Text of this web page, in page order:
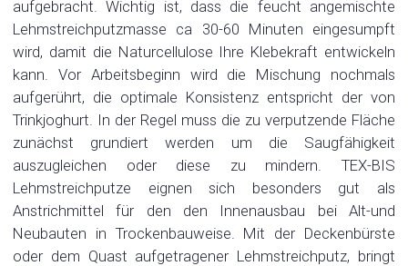
aufgebracht. Wichtig ist, dass die feucht angemischte
Lehmstreichputzmasse ca 30-60 Minuten eingesumpft
wird, damit die Naturcellulose Ihre Klebekraft entwickeln
kann. Vor Arbeitsbeginn wird die Mischung nochmals
aufgerührt, die optimale Konsistenz entspricht der von
Trinkjoghurt. In der Regel muss die zu verputzende Fläche
zunächst grundiert werden um die Saugfähigkeit
auszugleichen oder diese zu mindern. TEX-BIS
Lehmstreichputze eignen sich besonders gut als
Anstrichmittel für den den Innenausbau bei Alt-und
Neubauten in Trockenbauweise. Mit der Deckenbürste
oder dem Quast aufgetragener Lehmstreichputz, bringt